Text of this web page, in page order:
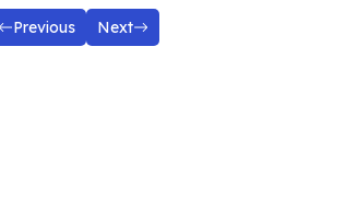
Previous Next